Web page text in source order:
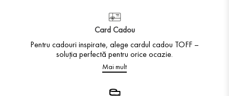
Card Cadou
Pentru cadouri inspirate, alege cardul cadou TOFF –
soluția perfectă pentru orice ocazie.
Mai mult